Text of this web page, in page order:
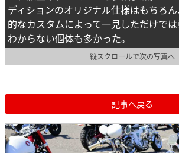
ディションのオリジナル仕様はもちろ
的なカスタムによって一見しただけで
わからない個体も多かった。
縦スクロールで次の写真へ
記事へ戻る